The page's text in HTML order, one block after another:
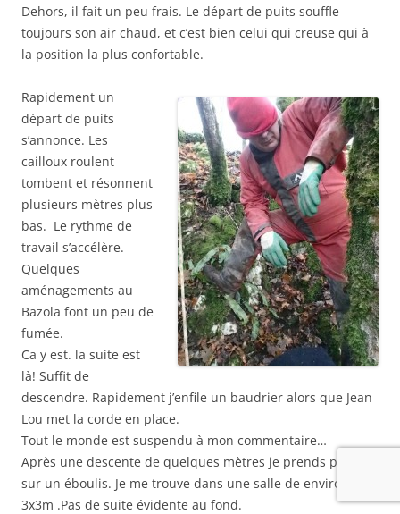
Dehors, il fait un peu frais. Le départ de puits souffle
toujours son air chaud, et c’est bien celui qui creuse qui à
la position la plus confortable.
Rapidement un
départ de puits
s’annonce. Les
cailloux roulent
tombent et résonnent
plusieurs mètres plus
bas. Le rythme de
travail s’accélère.
Quelques
aménagements au
Bazola font un peu de
fumée.
Ca y est. la suite est
là! Suffit de
descendre. Rapidement j’enfile un baudrier alors que Jean
Lou met la corde en place.
Tout le monde est suspendu à mon commentaire…
Après une descente de quelques mètres je prends pied
sur un éboulis. Je me trouve dans une salle de environ
3x3m .Pas de suite évidente au fond.